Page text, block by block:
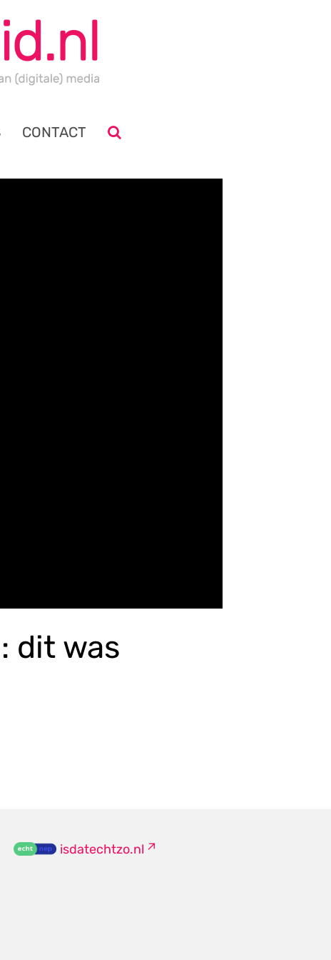
CONTACT
dit was
isdatechtzo.nl